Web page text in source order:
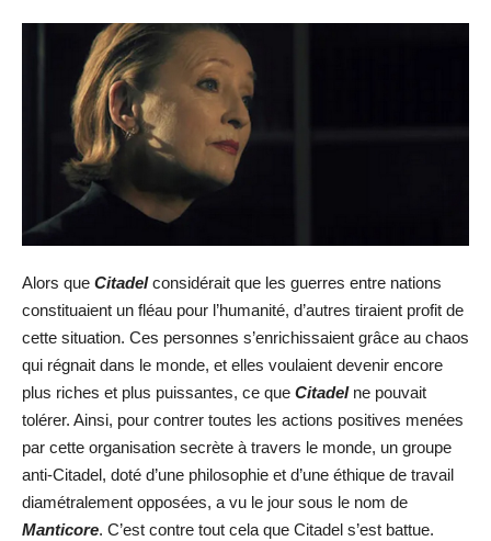
Alors que Citadelconsidérait que les guerres entre nations
constituaient un fléau pour l’humanité, d’autres tiraient profit de
cette situation. Ces personnes s’enrichissaient grâce au chaos
qui régnait dans le monde, et elles voulaient devenir encore
plus riches et plus puissantes, ce que Citadel ne pouvait
tolérer. Ainsi, pour contrer toutes les actions positives menées
par cette organisation secrète à travers le monde, un groupe
anti-Citadel, doté d’une philosophie et d’une éthique de travail
diamétralement opposées, a vu le jour sous le nom de
Manticore. C’est contre tout cela que Citadel s’est battue.